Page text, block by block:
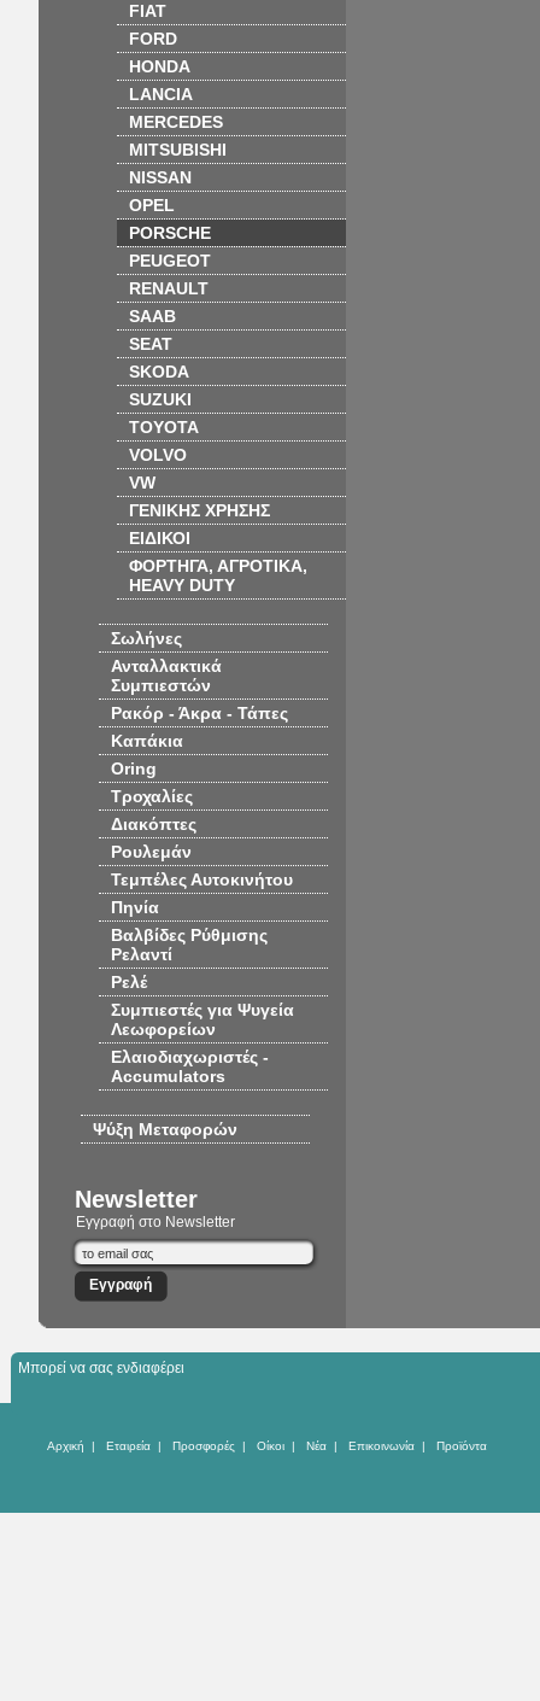
FIAT
FORD
HONDA
LANCIA
MERCEDES
MITSUBISHI
NISSAN
OPEL
PORSCHE
PEUGEOT
RENAULT
SAAB
SEAT
SKODA
SUZUKI
TOYOTA
VOLVO
VW
ΓΕΝΙΚΗΣ ΧΡΗΣΗΣ
ΕΙΔΙΚΟΙ
ΦΟΡΤΗΓΑ, ΑΓΡΟΤΙΚΑ,
HEAVY DUTY
Σωλήνες
Ανταλλακτικά
Συμπιεστών
Ρακόρ - Άκρα - Τάπες
Καπάκια
Oring
Τροχαλίες
Διακόπτες
Ρουλεμάν
Τεμπέλες Αυτοκινήτου
Πηνία
Βαλβίδες Ρύθμισης
Ρελαντί
Ρελέ
Συμπιεστές για Ψυγεία
Λεωφορείων
Ελαιοδιαχωριστές -
Accumulators
Ψύξη Μεταφορών
Newsletter
Εγγραφή στο Newsletter
Μπορεί να σας ενδιαφέρει
Αρχική | Εταιρεία | Προσφορές | Οίκοι | Νέα | Επικοινωνία | Προϊόντα